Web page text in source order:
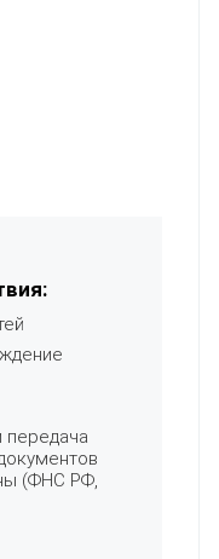
передача
(ФНС РФ,